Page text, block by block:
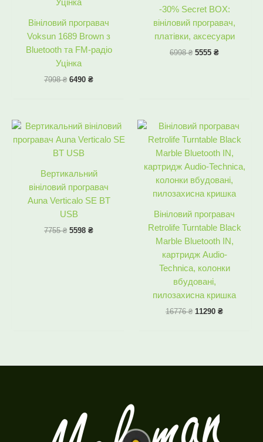
Вініловий програвач
Voksun 1689 Brown з
Bluetooth та FM-радіо
Уцінка
7998₴ 6490 ₴
-30% Secret BOX:
вініловий програвач,
платівки, аксесуари
6998₴ 5555 ₴
Вертикальний
вініловий програвач
Auna Verticalo SE BT
USB
7755₴
Оригінальна
ціна:
7755 ₴.
5598 ₴
Поточна
ціна:
5598 ₴.
Вініловий програвач
Retrolife Turntable Black
Marble Bluetooth IN,
картридж Audio-
Technica, колонки
вбудовані,
пилозахисна кришка
16776₴
Оригінальна
ціна:
16776 ₴.
11290 ₴
Поточна
ціна:
11290 ₴.